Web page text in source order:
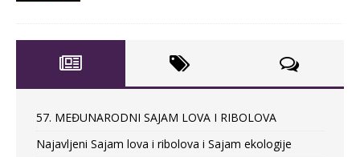
57. MEĐUNARODNI SAJAM LOVA I RIBOLOVA
Najavljeni Sajam lova i ribolova i Sajam ekologije